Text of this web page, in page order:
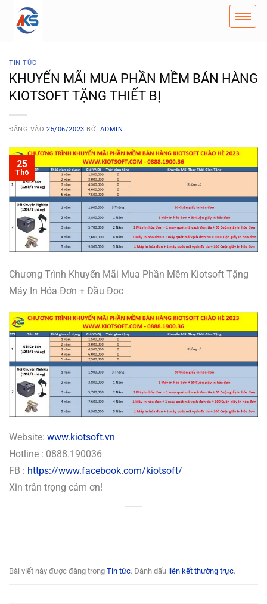
TIN TỨC
KHUYẾN MÃI MUA PHẦN MỀM BÁN HÀNG
KIOTSOFT TẶNG THIẾT BỊ
ĐĂNG VÀO25/06/2023 BỞIADMIN
25
Th6
Chương Trình Khuyến Mãi Mua Phần Mềm Kiotsoft Tặng
Máy In Hóa Đơn + Đầu Đọc
Website: www.kiotsoft.vn
Hotline : 0888.190036
FB : https://www.facebook.com/kiotsoft/
Xin trân trọng cảm ơn!
Bài viết này được đăng trong Tin tức. Đánh dấu liên kết thường trực.